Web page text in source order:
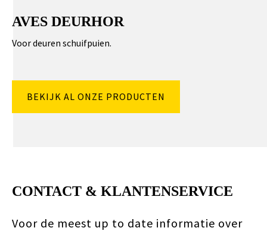
AVES DEURHOR
Voor deuren schuifpuien.
BEKIJK AL ONZE PRODUCTEN
CONTACT & KLANTENSERVICE
Voor de meest up to date informatie over